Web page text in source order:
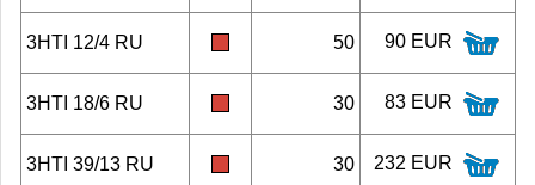
3HTI 12/4 RU 50 90 EUR
3HTI 18/6 RU 30 83 EUR
3HTI 39/13 RU 30 232 EUR